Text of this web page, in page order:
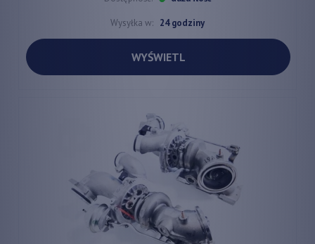
Wysyłka w: 24 godziny
WYŚWIETL